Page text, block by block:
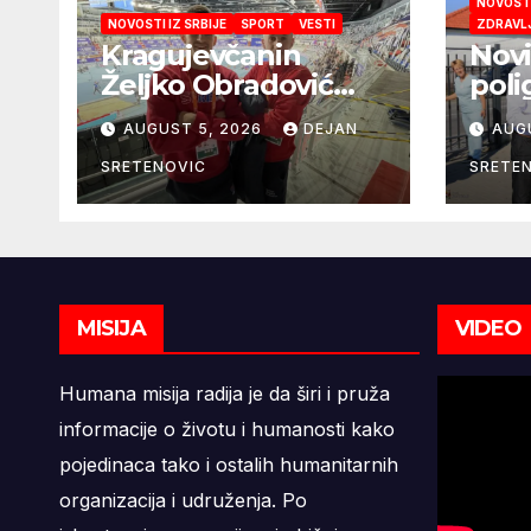
NOVOSTI IZ SRBIJE SPORT VESTI
Kragujevčanin
Željko Obradović
novi selektor
Atletske
reprezentacije
Srbije
AUGUST 5, 2026 DEJAN
SRETENOVIC
MISIJA
Humana misija radija je da širi i pruža
informacije o životu i humanosti kako
pojedinaca tako i ostalih humanitarnih
organizacija i udruženja. Po
VIDEO